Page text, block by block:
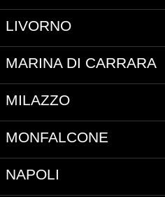
LIVORNO
MARINA DI CARRARA
MILAZZO
MONFALCONE
NAPOLI